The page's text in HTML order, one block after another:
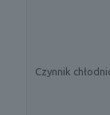
Czynnik